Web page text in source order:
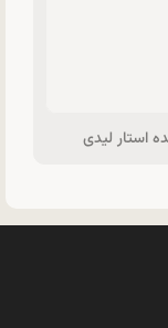
استار لیدی